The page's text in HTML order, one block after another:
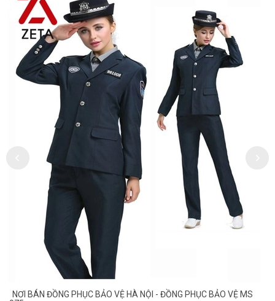
NƠI BÁN ĐỒNG PHỤC BẢO VỆ HÀ NỘI - ĐỒNG PHỤC BẢO VỆ MS